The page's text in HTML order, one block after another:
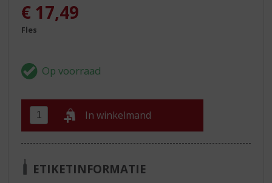
€ 17,49
Fles
In winkelmand
ETIKETINFORMATIE